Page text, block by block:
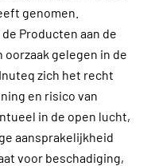
genomen.
Producten aan de
gelegen in de
zich het recht
en risico van
in de open lucht,
aansprakelijkheid
voor beschadiging,